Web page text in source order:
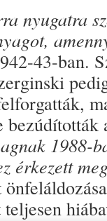
nyugatra
43-ban.
1988-
érkezett